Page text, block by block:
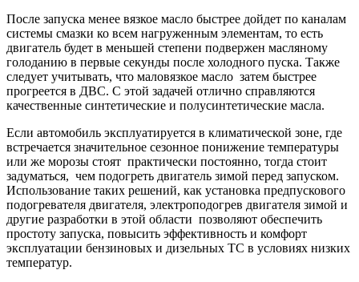
После запуска менее вязкое масло быстрее дойдет по каналам
системы смазки ко всем нагруженным элементам, то есть
двигатель будет в меньшей степени подвержен масляному
голоданию в первые секунды после холодного пуска. Также
следует учитывать, что маловязкое масло затем быстрее
прогреется в ДВС. С этой задачей отлично справляются
качественные синтетические и полусинтетические масла.
Если автомобиль эксплуатируется в климатической зоне, где
встречается значительное сезонное понижение температуры
или же морозы стоят практически постоянно, тогда стоит
задуматься, чем подогреть двигатель зимой перед запуском.
Использование таких решений, как установка предпускового
подогревателя двигателя, электроподогрев двигателя зимой и
другие разработки в этой области позволяют обеспечить
простоту запуска, повысить эффективность и комфорт
эксплуатации бензиновых и дизельных ТС в условиях низких
температур.